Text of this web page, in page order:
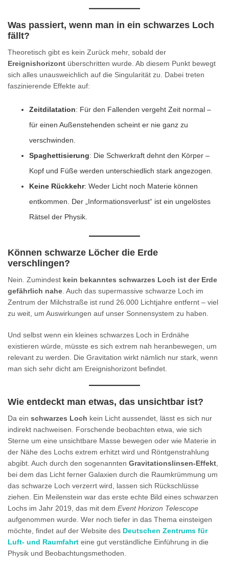
Was passiert, wenn man in ein schwarzes Loch
fällt?
Theoretisch gibt es kein Zurück mehr, sobald der
Ereignishorizont überschritten wurde. Ab diesem Punkt bewegt
sich alles unausweichlich auf die Singularität zu. Dabei treten
faszinierende Effekte auf:
Zeitdilatation: Für den Fallenden vergeht Zeit normal –
für einen Außenstehenden scheint er nie ganz zu
verschwinden.
Spaghettisierung: Die Schwerkraft dehnt den Körper –
Kopf und Füße werden unterschiedlich stark angezogen.
Keine Rückkehr: Weder Licht noch Materie können
entkommen. Der „Informationsverlust“ ist ein ungelöstes
Rätsel der Physik.
Können schwarze Löcher die Erde
verschlingen?
Nein. Zumindest kein bekanntes schwarzes Loch ist der Erde
gefährlich nahe . Auch das supermassive schwarze Loch im
Zentrum der Milchstraße ist rund 26.000 Lichtjahre entfernt – viel
zu weit, um Auswirkungen auf unser Sonnensystem zu haben.
Und selbst wenn ein kleines schwarzes Loch in Erdnähe
existieren würde, müsste es sich extrem nah heranbewegen, um
relevant zu werden. Die Gravitation wirkt nämlich nur stark, wenn
man sich sehr dicht am Ereignishorizont befindet.
Wie entdeckt man etwas, das unsichtbar ist?
Da ein schwarzes Loch kein Licht aussendet, lässt es sich nur
indirekt nachweisen. Forschende beobachten etwa, wie sich
Sterne um eine unsichtbare Masse bewegen oder wie Materie in
der Nähe des Lochs extrem erhitzt wird und Röntgenstrahlung
abgibt. Auch durch den sogenannten Gravitationslinsen-Effekt
bei dem das Licht ferner Galaxien durch die Raumkrümmung um
das schwarze Loch verzerrt wird, lassen sich Rückschlüsse
ziehen. Ein Meilenstein war das erste echte Bild eines schwarzen
Lochs im Jahr 2019, das mit dem Event Horizon Telescope
aufgenommen wurde. Wer noch tiefer in das Thema einsteigen
möchte, findet auf der Website des Deutschen Zentrums für
Luft- und Raumfahrt eine gut verständliche Einführung in die
Physik und Beobachtungsmethoden.